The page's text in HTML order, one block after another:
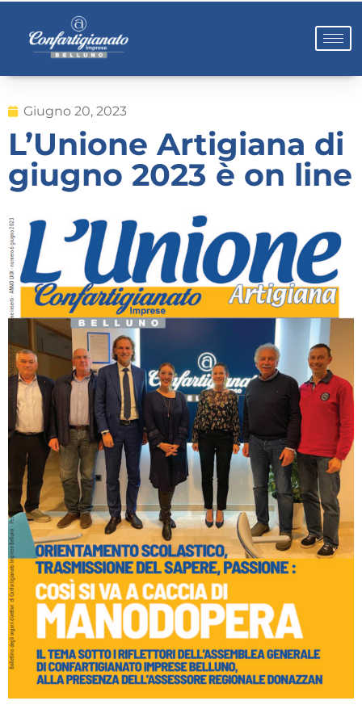
Giugno 20, 2023
L’Unione Artigiana di
giugno 2023 è on line